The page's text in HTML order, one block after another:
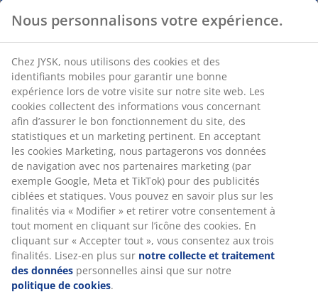
Caractéristiques
Notes
(2)
Livraison
Nous personnalisons votre expérience.
Chez JYSK, nous utilisons des cookies et des identifiants
mobiles pour garantir une bonne expérience lors de
votre visite sur notre site web. Les cookies collectent
des informations vous concernant afin d’assurer le bon
fonctionnement du site, des statistiques et un
marketing pertinent. En acceptant les cookies
Marketing, nous partagerons vos données de navigation
avec nos partenaires marketing (par exemple Google,
Meta et TikTok) pour des publicités ciblées et statiques.
Vous pouvez en savoir plus sur les finalités via «
Modifier » et retirer votre consentement à tout moment
en cliquant sur l’icône des cookies. En cliquant sur «
Accepter tout », vous consentez aux trois finalités. Lisez-
en plus surnotre collecte et traitement des données
personnelles ainsi que sur notre